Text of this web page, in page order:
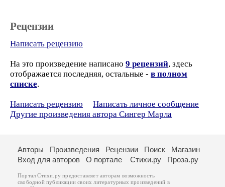
Рецензии
Написать рецензию
На это произведение написано 9 рецензий, здесь
отображается последняя, остальные - в полном
списке.
Написать рецензию
Написать личное сообщение
Другие произведения автора Сингер Марла
Авторы Произведения Рецензии Поиск
Магазин
Вход для авторов
О портале Стихи.ру Проза.ру
Портал Стихи.ру предоставляет авторам возможность
свободной публикации своих литературных произведений в